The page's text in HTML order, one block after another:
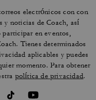
electrónicos con con
y noticias de Coach, así
en eventos,
Tienes determinados
aplicables y puedes
momento. Para obtener
política de privacidad.